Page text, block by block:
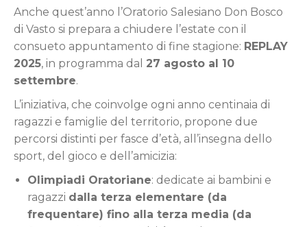
Anche quest’anno l’Oratorio Salesiano Don Bosco
di Vasto si prepara a chiudere l’estate con il
consueto appuntamento di fine stagione: REPLAY
2025, in programma dal 27 agosto al 10
settembre.
L’iniziativa, che coinvolge ogni anno centinaia di
ragazzi e famiglie del territorio, propone due
percorsi distinti per fasce d’età, all’insegna dello
sport, del gioco e dell’amicizia:
Olimpiadi Oratoriane: dedicate ai bambini e
ragazzi dalla terza elementare (da
frequentare) fino alla terza media (da